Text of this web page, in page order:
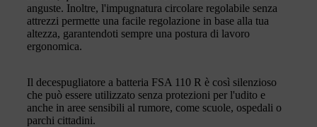
anguste. Inoltre, l'impugnatura circolare regolabile senza
attrezzi permette una facile regolazione in base alla tua
altezza, garantendoti sempre una postura di lavoro
ergonomica.
Il decespugliatore a batteria FSA 110 R è così silenzioso
che può essere utilizzato senza protezioni per l'udito e
anche in aree sensibili al rumore, come scuole, ospedali o
parchi cittadini.